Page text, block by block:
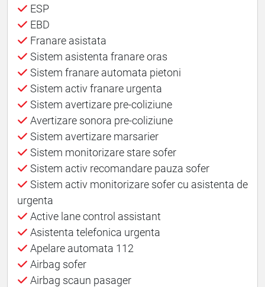
ESP
EBD
Franare asistata
Sistem asistenta franare oras
Sistem franare automata pietoni
Sistem activ franare urgenta
Sistem avertizare pre-coliziune
Avertizare sonora pre-coliziune
Sistem avertizare marsarier
Sistem monitorizare stare sofer
Sistem activ recomandare pauza sofer
Sistem activ monitorizare sofer cu asistenta de
urgenta
Active lane control assistant
Asistenta telefonica urgenta
Apelare automata 112
Airbag sofer
Airbag scaun pasager